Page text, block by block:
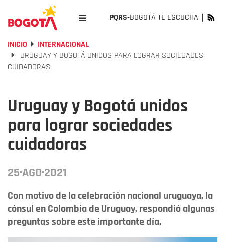
PQRS-BOGOTÁ TE ESCUCHA
INICIO
INTERNACIONAL
URUGUAY Y BOGOTÁ UNIDOS PARA LOGRAR SOCIEDADES
CUIDADORAS
Uruguay y Bogotá unidos
para lograr sociedades
cuidadoras
25·AGO·2021
Con motivo de la celebración nacional uruguaya, la
cónsul en Colombia de Uruguay, respondió algunas
preguntas sobre este importante día.